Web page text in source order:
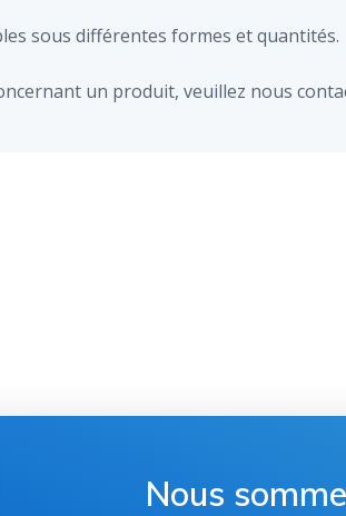
sous différentes formes et quantités.
un produit, veuillez nous
Nous